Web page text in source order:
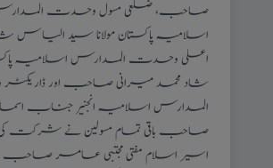
صاحب، ضلعی مسول وحدت
اسلامیہ پاکستان مولانا سید الیاس
اعلی وحدت المدارس اسلامیہ
شاد محمد میرانی صاحب اور
المدارس اسلامیہ انجنیر جناب
صاحب باقی تمام مسولین نے شرکت
اسیر اسلام مفتی مجتبی عامر